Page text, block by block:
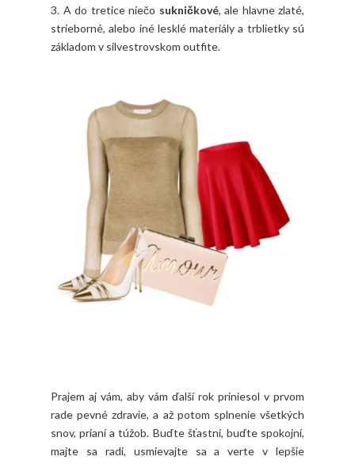
3. A do tretice niečo sukničkové, ale hlavne zlaté,
strieborné, alebo iné lesklé materiály a trblietky sú
základom v silvestrovskom outfite.
Prajem aj vám, aby vám ďalší rok priniesol v prvom
rade pevné zdravie, a až potom splnenie všetkých
snov, prianí a túžob. Buďte šťastní, buďte spokojní,
majte sa radi, usmievajte sa a verte v lepšie